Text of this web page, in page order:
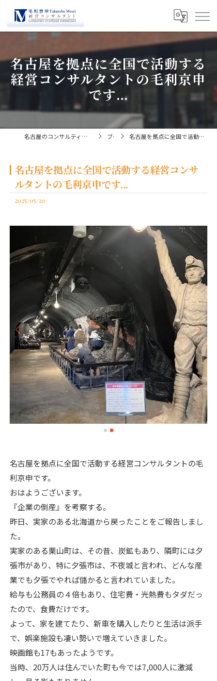
名古屋を拠点に全国で活動する
経営コンサルタントの毛利京申
です...
名古屋のコンサルティングなら経営コンサルタント毛利京申 ブログ 名古屋を拠点に全国で活動する経営コンサルタントの毛利京申です...
名古屋を拠点に全国で活動する経営コンサ
ルタントの毛利京申です...
2025/05/20
名古屋を拠点に全国で活動する経営コンサルタントの毛
利京申です。
おはようございます。
『企業の倒産』を考察する。
昨日、実家のある北海道から戻ったことをご報告しまし
た。
実家のある栗山町は、その昔、炭鉱もあり、隣町には夕
張市があり、特に夕張市は、不夜城と言われ、どんな産
業でも夕張でやれば儲かると言われていました。
給与も公務員の４倍もあり、住宅費・光熱費もタダだっ
たので、食費だけです。
よって、家を建てたり、新車を購入したりと生活は派手
で、娯楽施設も凄い勢いで増えていきました。
映画館も17もあったようです。
当時、20万人は住んでいた町も今では7,000人に激減